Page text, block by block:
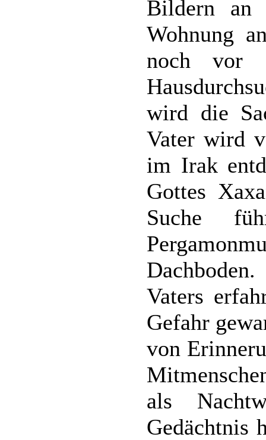
Bildern an
Wohnung
noch vor
wird die
Vater wird
im Irak
Gottes
Suche
Vaters
Gefahr
von
als
Gedächtnis